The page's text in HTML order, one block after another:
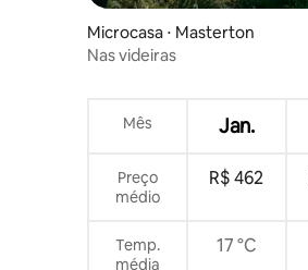
Microcasa ⋅ Masterton
Nas videiras
Mês Jan.
Preço
médio
R$ 462
Temp.
média
17 °C